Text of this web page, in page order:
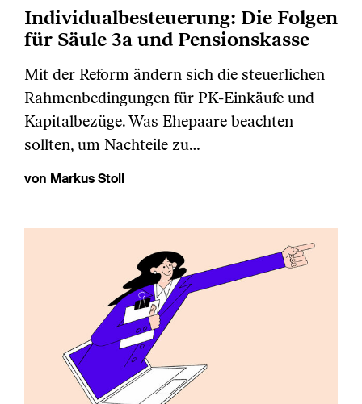
Individualbesteuerung: Die Folgen
für Säule 3a und Pensionskasse
Mit der Reform ändern sich die steuerlichen
Rahmenbedingungen für PK‑Einkäufe und
Kapitalbezüge. Was Ehepaare beachten
sollten, um Nachteile zu…
von Markus Stoll